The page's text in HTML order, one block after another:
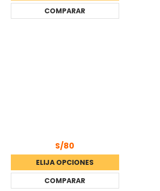
COMPARAR
S/80
ELIJA OPCIONES
COMPARAR